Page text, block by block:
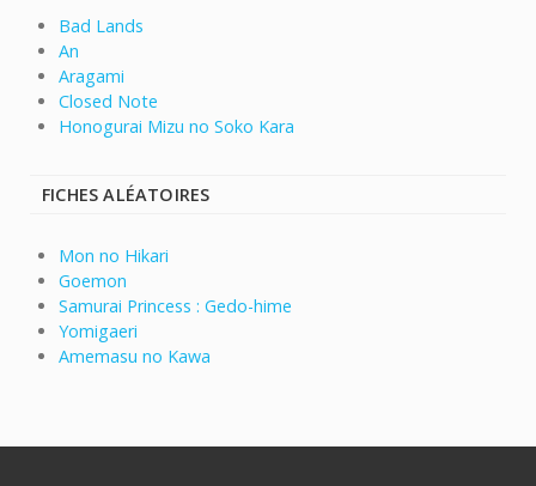
Bad Lands
An
Aragami
Closed Note
Honogurai Mizu no Soko Kara
FICHES ALÉATOIRES
Mon no Hikari
Goemon
Samurai Princess : Gedo-hime
Yomigaeri
Amemasu no Kawa